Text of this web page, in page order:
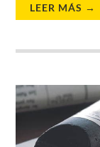
LEER MÁS →